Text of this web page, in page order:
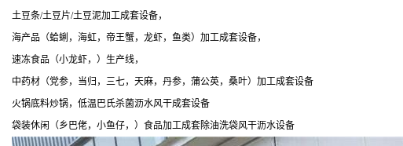
土豆条/土豆片/土豆泥加工成套设备，
海产品（蛤蜊，海虹，帝王蟹，龙虾，鱼类）加工成套设备，
速冻食品（小龙虾，）生产线，
中药材（党参，当归，三七，天麻，丹参，蒲公英，桑叶）加工成套设备
火锅底料炒锅，低温巴氏杀菌沥水风干成套设备
袋装休闲（乡巴佬，小鱼仔，）食品加工成套除油洗袋风干沥水设备